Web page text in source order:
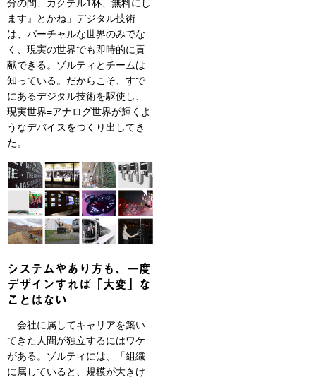
分の間、カクテル1杯、無料にし
ます』とかね」デジタル技術
は、バーチャルな世界のみでな
く、現実の世界でも即時的に貢
献できる。ゾルティとチームは
知っている。だからこそ、すで
にあるデジタル技術を駆使し、
現実世界=アナログ世界が輝くよ
うなデバイスをつくり出してき
た。
システムやあり方も、一度
デザインすれば「大変」な
ことはない
会社に属してキャリアを築い
てきた人間が独立するにはワケ
がある。ゾルティには、「組織
に属していると、規模が大きけ